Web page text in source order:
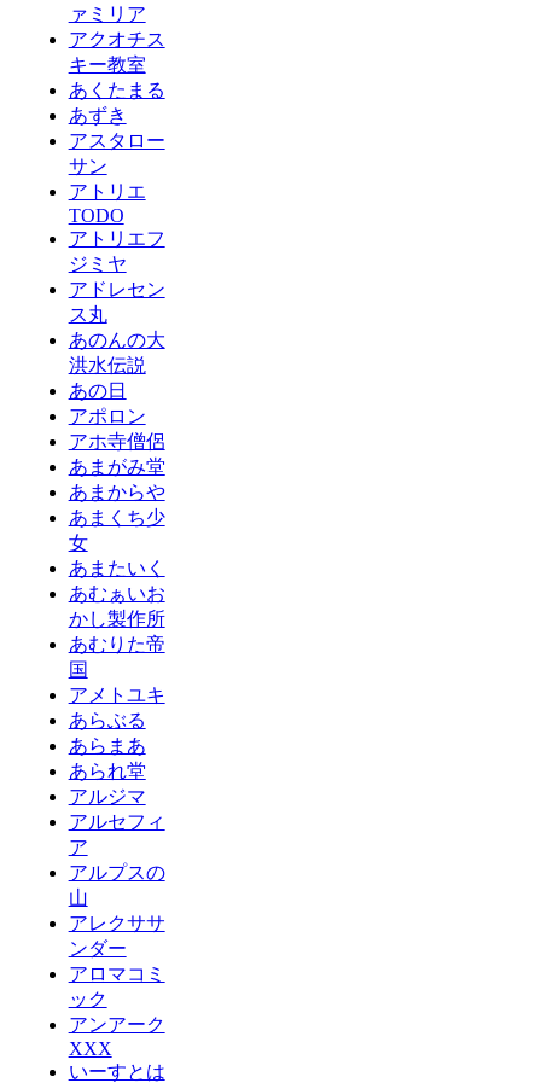
ァミリア
アクオチス
キー教室
あくたまる
あずき
アスタロー
サン
アトリエ
TODO
アトリエフ
ジミヤ
アドレセン
ス丸
あのんの大
洪水伝説
あの日
アポロン
アホ寺僧侶
あまがみ堂
あまからや
あまくち少
女
あまたいく
あむぁいお
かし製作所
あむりた帝
国
アメトユキ
あらぶる
あらまあ
あられ堂
アルジマ
アルセフィ
ア
アルプスの
山
アレクササ
ンダー
アロマコミ
ック
アンアーク
XXX
いーすとは